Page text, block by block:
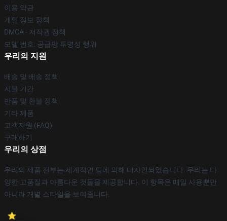
이용 약관
개인 정보 정책
DMCA - 저작권 정책
모델 번호: 공급망 투명성 행위
우리의 지원
배송 및 배송 정책
지불 기간
반품 및 환불 정책
기타 제품
고객지원 (FAQ)
구매하기
우리의 상점
우리의 제품 전부는 세계적인 팀에 의해 디자인되었습니다. 우리는 다
양한 고품질과 아름다운 것들을 제공합니다. 이 항목은 매일 사용뿐만
아니라 개별 스타일을 보여줍니다.